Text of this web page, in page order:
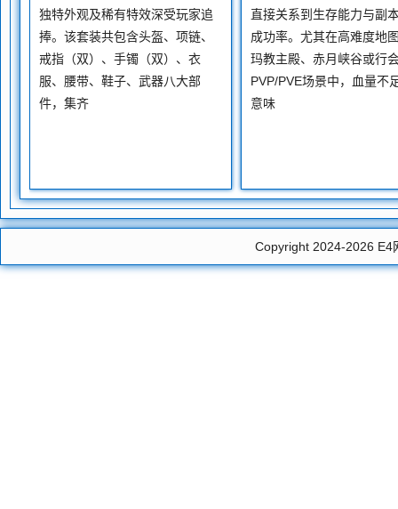
独特外观及稀有特效深受玩家追
捧。该套装共包含头盔、项链、
戒指（双）、手镯（双）、衣
服、腰带、鞋子、武器八大部
件，集齐
直接关系到生存能力与副
成功率。尤其在高难度地
玛教主殿、赤月峡谷或行
PVP/PVE场景中，血量不
意味
Copyright 2024-2026 E4